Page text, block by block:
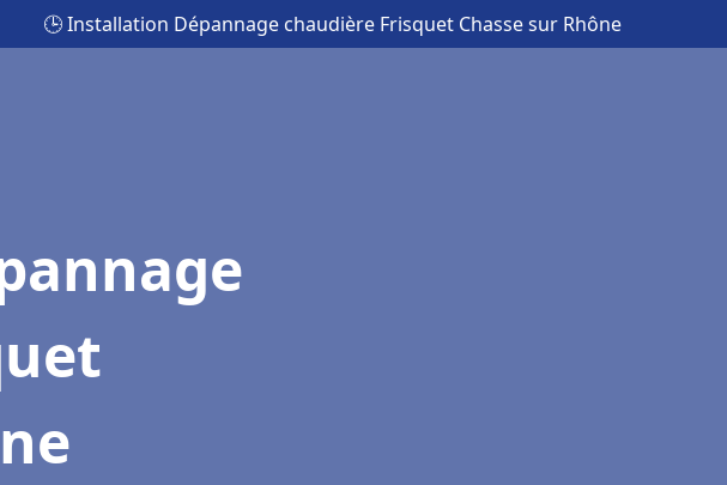
🕒 Installation Dépannage chaudière Frisquet Chasse sur Rhône